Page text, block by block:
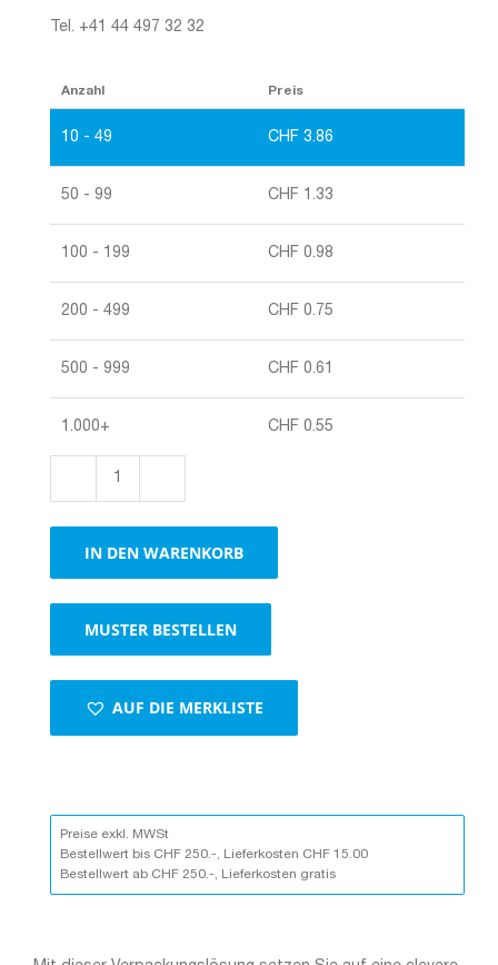
Tel. +41 44 497 32 32
Anzahl Preis
10 - 49 CHF 3.86
50 - 99 CHF 1.33
100 - 199 CHF 0.98
200 - 499 CHF 0.75
500 - 999 CHF 0.61
1.000+ CHF 0.55
Menge
IN DEN WARENKORB
MUSTER BESTELLEN
AUF DIE MERKLISTE
Preise exkl. MWSt
Bestellwert bis CHF 250.-, Lieferkosten CHF 15.00
Bestellwert ab CHF 250.-, Lieferkosten gratis